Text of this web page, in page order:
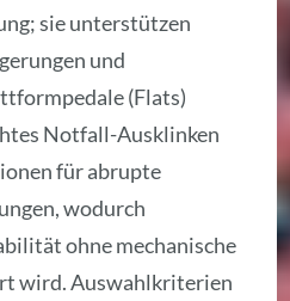
sie unterstützen
und
(Flats)
Notfall-Ausklinken
für abrupte
wodurch
ohne mechanische
wird. Auswahlkriterien